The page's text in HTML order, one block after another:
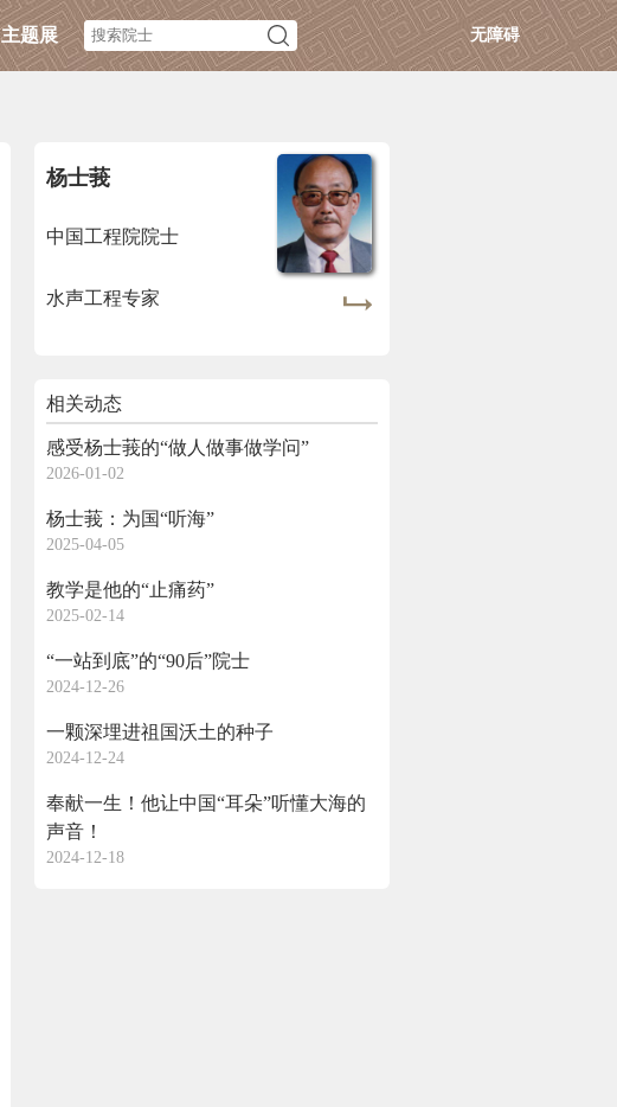
主题展 无障碍
杨士莪
中国工程院院士
水声工程专家
相关动态
感受杨士莪的“做人做事做学问”
2026-01-02
杨士莪：为国“听海”
2025-04-05
教学是他的“止痛药”
2025-02-14
“一站到底”的“90后”院士
2024-12-26
一颗深埋进祖国沃土的种子
2024-12-24
奉献一生！他让中国“耳朵”听懂大海的
声音！
2024-12-18